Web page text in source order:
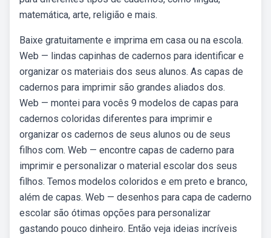
matemática, arte, religião e mais.
Baixe gratuitamente e imprima em casa ou na escola.
Web — lindas capinhas de cadernos para identificar e
organizar os materiais dos seus alunos. As capas de
cadernos para imprimir são grandes aliados dos.
Web — montei para vocês 9 modelos de capas para
cadernos coloridas diferentes para imprimir e
organizar os cadernos de seus alunos ou de seus
filhos com. Web — encontre capas de caderno para
imprimir e personalizar o material escolar dos seus
filhos. Temos modelos coloridos e em preto e branco,
além de capas. Web — desenhos para capa de caderno
escolar são ótimas opções para personalizar
gastando pouco dinheiro. Então veja ideias incríveis